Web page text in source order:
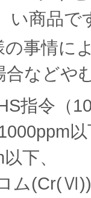
い商品で
の事情に
合などや
指令（
下、
ム